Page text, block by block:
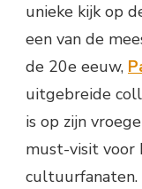
unieke kijk op
een van de
de 20e eeuw,
uitgebreide
is op zijn
must-visit voor
cultuurfanaten.